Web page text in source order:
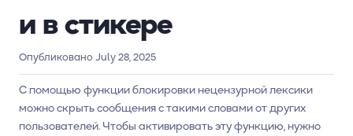
и в стикере
Опубликовано July 28, 2025
С помощью функции блокировки нецензурной лексики
можно скрыть сообщения с такими словами от других
пользователей. Чтобы активировать эту функцию, нужно